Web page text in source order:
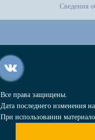
Сведения
Все права защищены.
Дата последнего изменения
При использовании